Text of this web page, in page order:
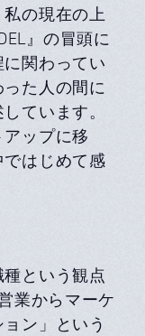
の現在の上
』の冒頭に
に関わってい
た⼈の間に
ています。
ップに移
はじめて感
という観点
業からマーケ
ン」という